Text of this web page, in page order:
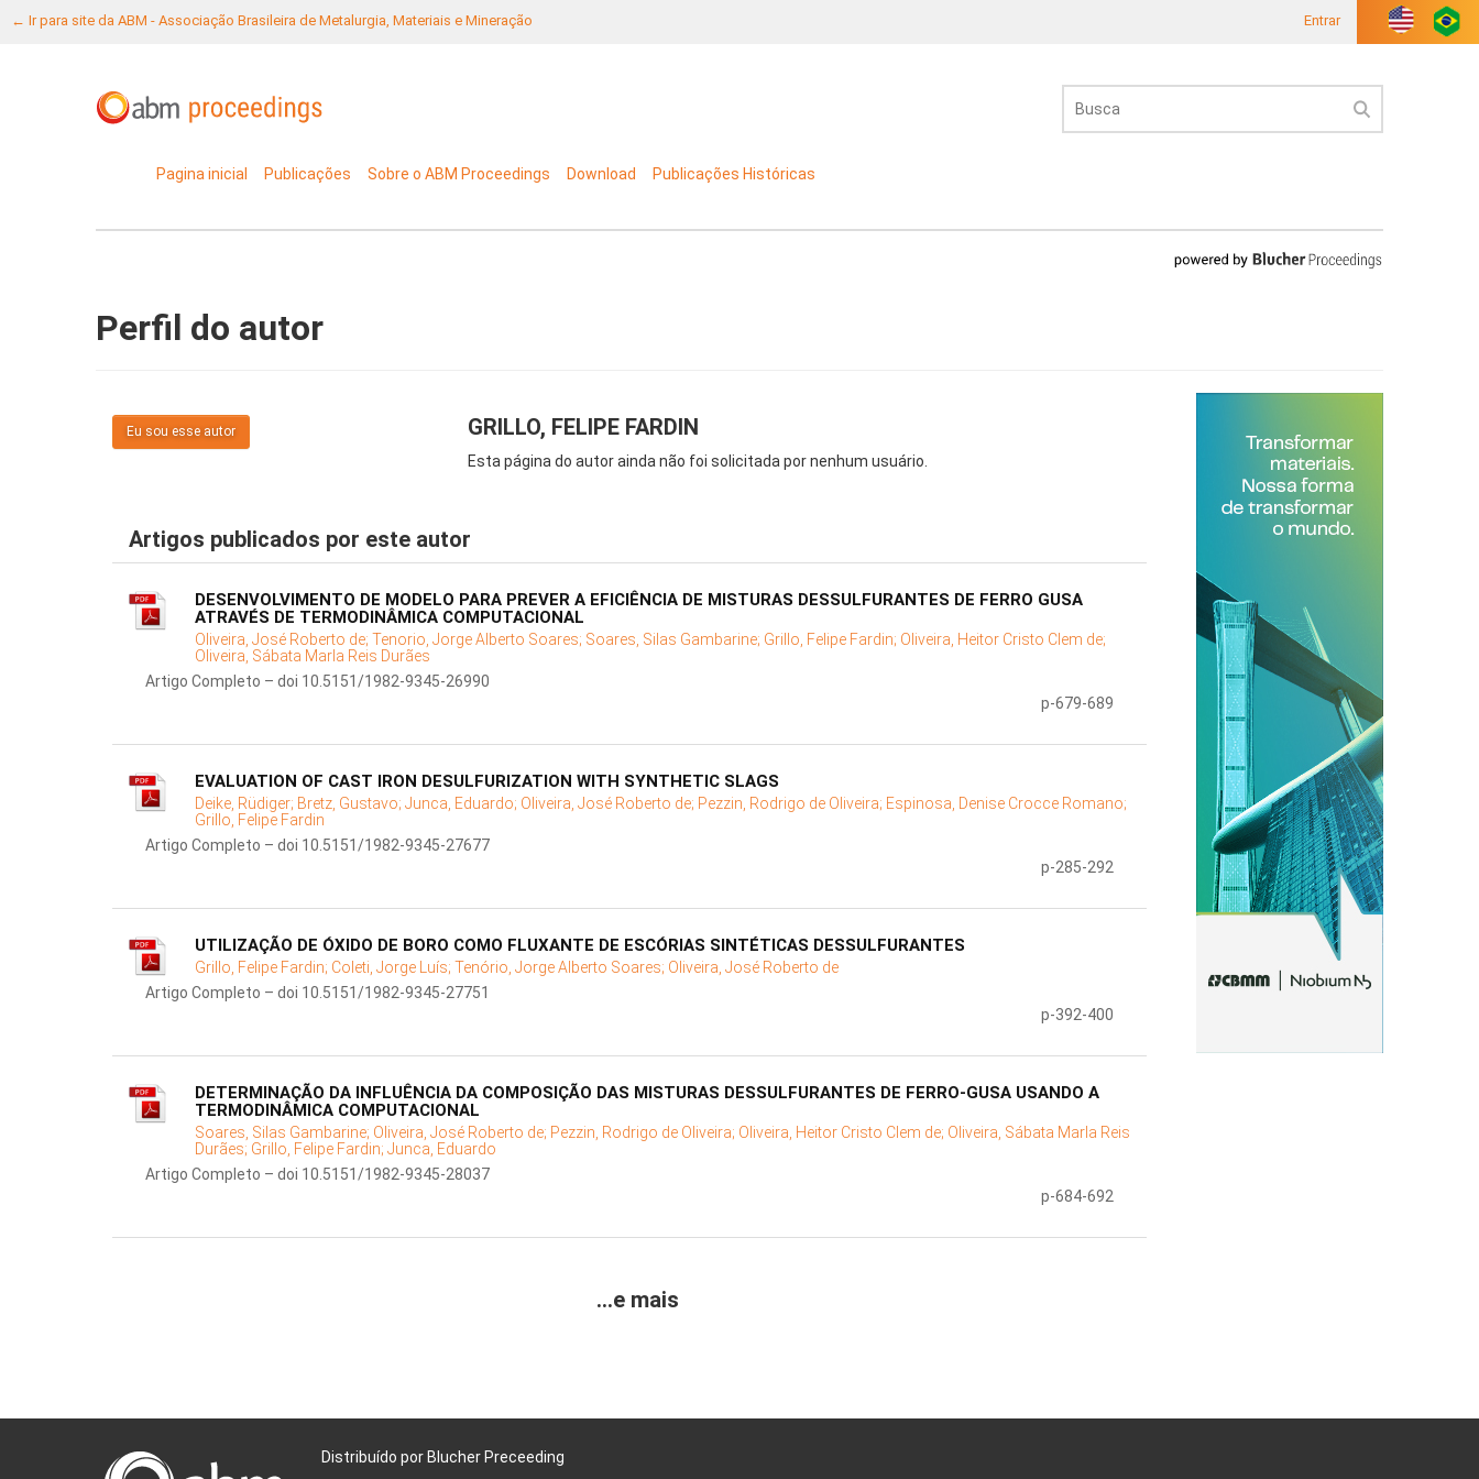
← Ir para site da ABM - Associação Brasileira de Metalurgia, Materiais e Mineração Entrar
Pagina inicial Publicações Sobre o ABM Proceedings Download Publicações Históricas
Perfil do autor
Eu sou esse autor GRILLO, FELIPE FARDIN
Esta página do autor ainda não foi solicitada por nenhum usuário.
Artigos publicados por este autor
DESENVOLVIMENTO DE MODELO PARA PREVER A EFICIÊNCIA DE MISTURAS DESSULFURANTES DE FERRO GUSA
ATRAVÉS DE TERMODINÂMICA COMPUTACIONAL
Oliveira, José Roberto de; Tenorio, Jorge Alberto Soares; Soares, Silas Gambarine; Grillo, Felipe Fardin; Oliveira, Heitor Cristo Clem de;
Oliveira, Sábata Marla Reis Durães
Artigo Completo – doi 10.5151/1982-9345-26990
p-679-689
EVALUATION OF CAST IRON DESULFURIZATION WITH SYNTHETIC SLAGS
Deike, Rüdiger; Bretz, Gustavo; Junca, Eduardo; Oliveira, José Roberto de; Pezzin, Rodrigo de Oliveira; Espinosa, Denise Crocce Romano;
Grillo, Felipe Fardin
Artigo Completo – doi 10.5151/1982-9345-27677
p-285-292
UTILIZAÇÃO DE ÓXIDO DE BORO COMO FLUXANTE DE ESCÓRIAS SINTÉTICAS DESSULFURANTES
Grillo, Felipe Fardin; Coleti, Jorge Luís; Tenório, Jorge Alberto Soares; Oliveira, José Roberto de
Artigo Completo – doi 10.5151/1982-9345-27751
p-392-400
DETERMINAÇÃO DA INFLUÊNCIA DA COMPOSIÇÃO DAS MISTURAS DESSULFURANTES DE FERRO-GUSA USANDO A
TERMODINÂMICA COMPUTACIONAL
Soares, Silas Gambarine; Oliveira, José Roberto de; Pezzin, Rodrigo de Oliveira; Oliveira, Heitor Cristo Clem de; Oliveira, Sábata Marla Reis
Durães; Grillo, Felipe Fardin; Junca, Eduardo
Artigo Completo – doi 10.5151/1982-9345-28037
p-684-692
...e mais
Distribuído por Blucher Preceeding